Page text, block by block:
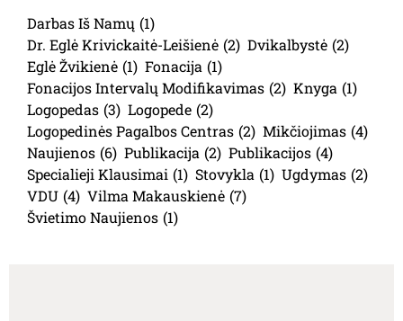
Darbas Iš Namų (1)
Dr. Eglė Krivickaitė-Leišienė (2) Dvikalbystė (2)
Eglė Žvikienė (1) Fonacija (1)
Fonacijos Intervalų Modifikavimas (2) Knyga (1)
Logopedas (3) Logopede (2)
Logopedinės Pagalbos Centras (2) Mikčiojimas (4)
Naujienos (6) Publikacija (2) Publikacijos (4)
Specialieji Klausimai (1) Stovykla (1) Ugdymas (2)
VDU (4) Vilma Makauskienė (7)
Švietimo Naujienos (1)